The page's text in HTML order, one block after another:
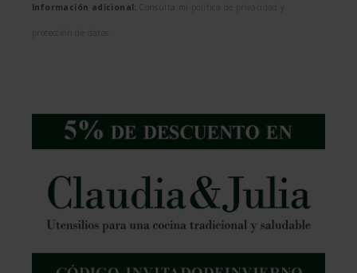
Información adicional: Consulta mi política de privacidad y
protección de datos